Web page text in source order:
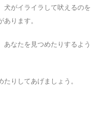
犬がイライラして吠えるのを
ります。
あなたを見つめたりするよう
りしてあげましょう。